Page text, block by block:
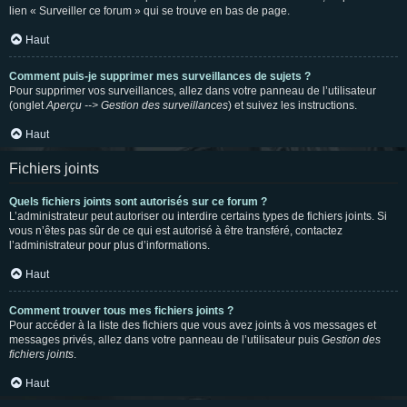
lien « Surveiller ce forum » qui se trouve en bas de page.
Haut
Comment puis-je supprimer mes surveillances de sujets ?
Pour supprimer vos surveillances, allez dans votre panneau de l’utilisateur
(ongletAperçu --> Gestion des surveillances) et suivez les instructions.
Haut
Fichiers joints
Quels fichiers joints sont autorisés sur ce forum ?
L’administrateur peut autoriser ou interdire certains types de fichiers joints. Si
vous n’êtes pas sûr de ce qui est autorisé à être transféré, contactez
l’administrateur pour plus d’informations.
Haut
Comment trouver tous mes fichiers joints ?
Pour accéder à la liste des fichiers que vous avez joints à vos messages et
messages privés, allez dans votre panneau de l’utilisateur puis Gestion des
fichiers joints.
Haut